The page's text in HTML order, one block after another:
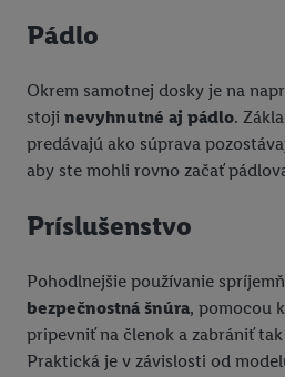
Pádlo
Okrem samotnej dosky je na
stoji nevyhnutné aj pádlo.
predávajú ako súprava
aby ste mohli rovno začať
Príslušenstvo
Pohodlnejšie používanie
bezpečnostná šnúra, pomocou
pripevniť na členok a zabrániť
Praktická je v závislosti od